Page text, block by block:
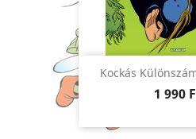
Kockás
Ár
1 990